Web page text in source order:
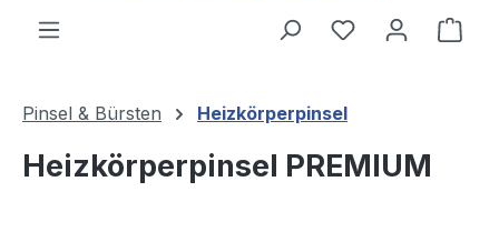
Du hast 0
Pinsel & Bürsten Heizkörperpinsel
Heizkörperpinsel PREMIUM